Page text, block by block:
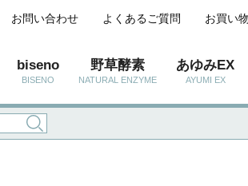
biseno
BISENO
野草酵素
NATURAL ENZYME
あゆみEX
AYUMI EX
お問い合わせ よくあるご質問 お買い